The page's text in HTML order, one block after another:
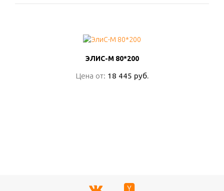
ЭЛИС-М 80*200
Цена от: 18 445 руб.
ЭЛИС-М 80*200
Цена от: 18 445 руб.